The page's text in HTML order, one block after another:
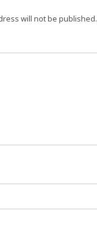
will not be published.